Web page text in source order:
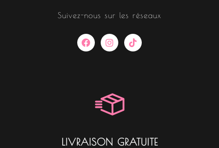
Suivez-nous sur les réseaux
F
a
c
I
n
s
a
m
T
i
k
LIVRAISON GRATUITE